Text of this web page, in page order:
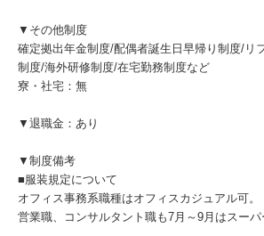
▼その他制度
確定拠出年金制度/配偶者誕生日早帰り制度/リ
制度/海外研修制度/在宅勤務制度など
寮・社宅：無
▼退職金：あり
▼制度備考
■服装規定について
オフィス事務系職種はオフィスカジュアル可。
営業職、コンサルタント職も7月～9月はスーパ